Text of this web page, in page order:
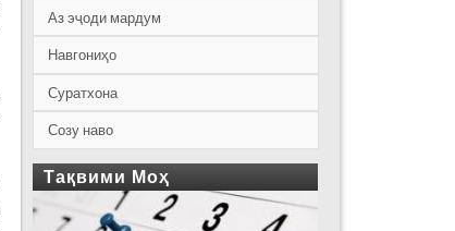
Аз эҷоди мардум
Навгониҳо
Суратхона
Созу наво
Тақвими Моҳ